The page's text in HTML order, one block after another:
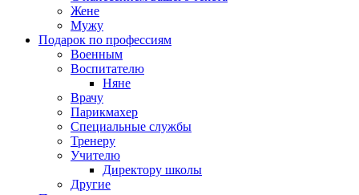
Жене
Мужу
Подарок по профессиям
Военным
Воспитателю
Няне
Врачу
Парикмахер
Специальные службы
Тренеру
Учителю
Директору школы
Другие